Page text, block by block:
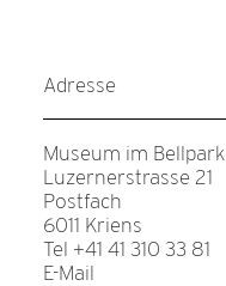
Adresse
Museum im Bellpark
Luzernerstrasse 21
Postfach
6011 Kriens
Tel +41 41 310 33 81
E-Mail